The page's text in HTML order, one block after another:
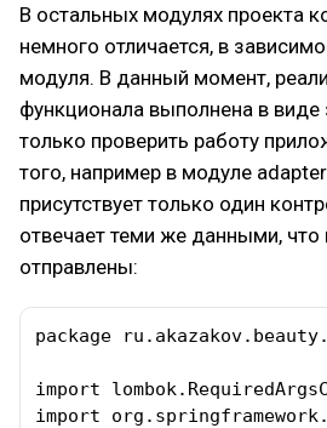
В остальных модулях проекта
немного отличается, в
модуля. В данный момент,
функционала выполнена в виде
только проверить работу
того, например в модуле
присутствует только один
отвечает теми же данными, что
отправлены:
package
import
import